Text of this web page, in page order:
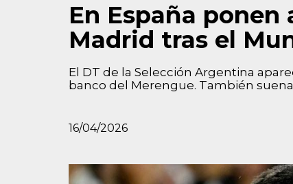
En España
Madrid tras el
El DT de la Selección Argentina
banco del Merengue. También
16/04/2026